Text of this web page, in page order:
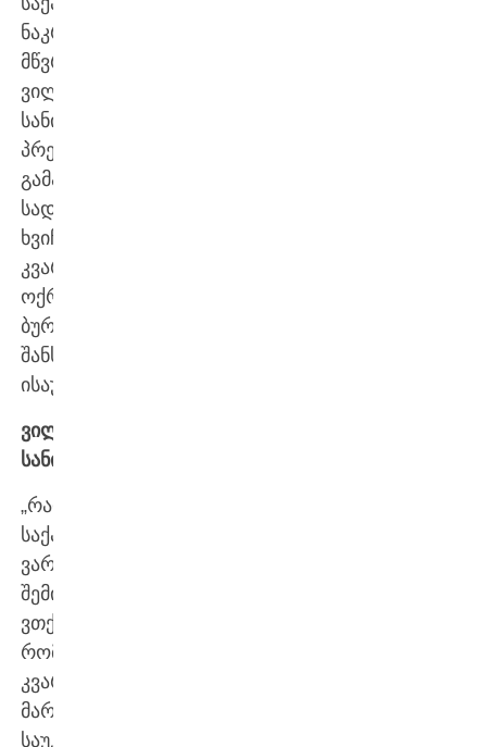
ნაკრების
მწვრთნელმა,
ვილი
სანიოლმა
პრესკონფერენცია
გამართა,
სადაც
ხვიჩა
კვარაცხელიას
ოქროს
ბურთის
შანსებზე
ისაუბრა.
ვილი
სანიოლი:
„რადგან
საქართველოში
ვარ,
შემიძლია
ვთქვა,
რომ
კვარაცხელია
მართლაც
საუკეთესოა.